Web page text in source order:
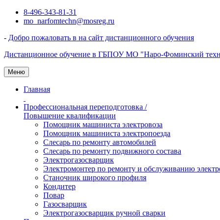
Перейти8-496-343-81-31
mo_narfomtechn@mosreg.ru
- Добро пожаловать в на сайт дистанционного обучения
Дистанционное обучение в ГБПОУ МО "Наро-Фоминский
Меню
Главная
Профессиональная переподготовка /
Повышение квалификации
Помощник машиниста электровоза
Помощник машиниста электропоезда
Слесарь по ремонту автомобилей
Слесарь по ремонту подвижного состава
Электрогазосварщик
Электромонтер по ремонту и обслуживанию
Станочник широкого профиля
Кондитер
Повар
Газосварщик
Электрогазосварщик ручной сварки